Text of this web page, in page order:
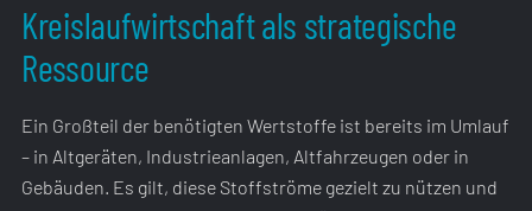
Kreislaufwirtschaft als strategische
Ressource
Ein Großteil der benötigten Wertstoffe ist bereits im Umlauf
– in Altgeräten, Industrieanlagen, Altfahrzeugen oder in
Gebäuden. Es gilt, diese Stoffströme gezielt zu nützen und